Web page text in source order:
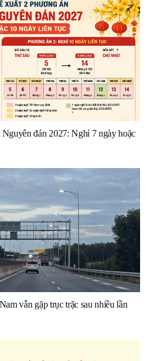
đán 2027: Nghỉ 7 ngày hoặc
vẫn gặp trục trặc sau nhiều lần